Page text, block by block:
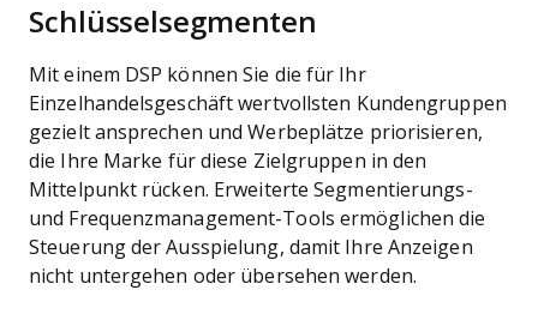
Schlüsselsegmenten
Mit einem DSP können Sie die für Ihr
Einzelhandelsgeschäft wertvollsten Kundengruppen
gezielt ansprechen und Werbeplätze priorisieren,
die Ihre Marke für diese Zielgruppen in den
Mittelpunkt rücken. Erweiterte Segmentierungs-
und Frequenzmanagement-Tools ermöglichen die
Steuerung der Ausspielung, damit Ihre Anzeigen
nicht untergehen oder übersehen werden.